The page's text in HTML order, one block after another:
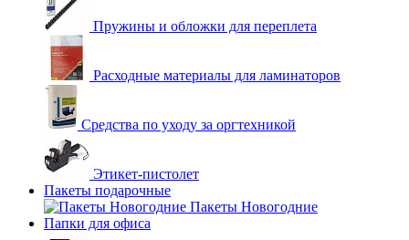
Пружины и обложки для переплета
Расходные материалы для ламинаторов
Средства по уходу за оргтехникой
Этикет-пистолет
Пакеты подарочные
Пакеты Новогодние
Папки для офиса